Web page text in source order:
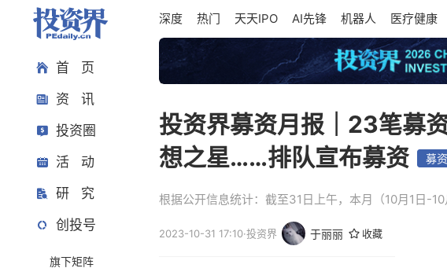
首 页
资 讯
投资圈
活 动
研 究
创投号
旗下矩阵
深度 热门 天天IPO AI先锋 机器人 医疗健康
投资界募资月报｜23笔募
想之星……排队宣布募资
募资
根据公开信息统计：截至31日上午，本月（10月1日-
2023-10-31 17:10·投资界 于丽丽 收藏